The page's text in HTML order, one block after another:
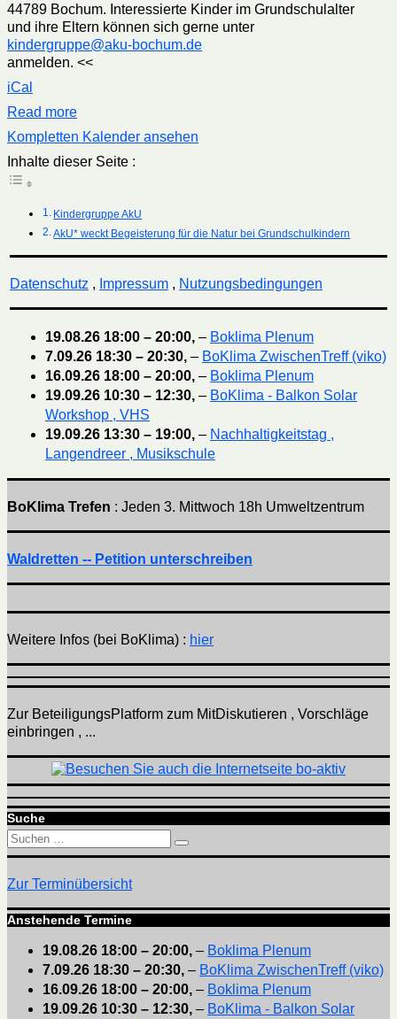
44789 Bochum. Interessierte Kinder im Grundschulalter
und ihre Eltern können sich gerne unter
kindergruppe@aku-bochum.de
anmelden. <<
iCal
Read more
Kompletten Kalender ansehen
Inhalte dieser Seite :
Kindergruppe AkU
AkU* weckt Begeisterung für die Natur bei Grundschulkindern
Datenschutz , Impressum, Nutzungsbedingungen
19.08.26 18:00 – 20:00, – Boklima Plenum
7.09.26 18:30 – 20:30, – BoKlima ZwischenTreff (viko)
16.09.26 18:00 – 20:00, – Boklima Plenum
19.09.26 10:30 – 12:30, – BoKlima - Balkon Solar
Workshop , VHS
19.09.26 13:30 – 19:00, – Nachhaltigkeitstag ,
Langendreer , Musikschule
BoKlima Trefen : Jeden 3. Mittwoch 18h Umweltzentrum
Waldretten -- Petition unterschreiben
Weitere Infos (bei BoKlima) : hier
Zur BeteiligungsPlatform zum MitDiskutieren , Vorschläge
einbringen , ...
Suche
Suchen
nach:
Suchen
Zur Terminübersicht
Anstehende Termine
19.08.26 18:00 – 20:00, – Boklima Plenum
7.09.26 18:30 – 20:30, – BoKlima ZwischenTreff (viko)
16.09.26 18:00 – 20:00, – Boklima Plenum
19.09.26 10:30 – 12:30, – BoKlima - Balkon Solar